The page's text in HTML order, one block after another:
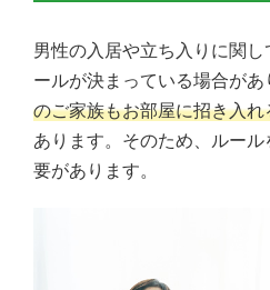
男性の入居や立ち入りに関
ールが決まっている場合があ
のご家族もお部屋に招き入
あります。そのため、ルー
要があります。